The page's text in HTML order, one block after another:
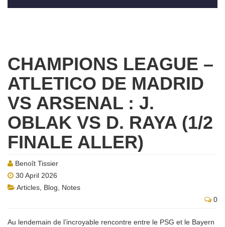
CHAMPIONS LEAGUE –
ATLETICO DE MADRID
VS ARSENAL : J.
OBLAK VS D. RAYA (1/2
FINALE ALLER)
Benoît Tissier
30 April 2026
Articles Blog
Notes
0
Au lendemain de l’incroyable rencontre entre le PSG et le Bayern